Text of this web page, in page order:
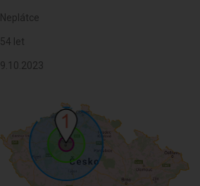
Neplátce
54 let
9.10.2023